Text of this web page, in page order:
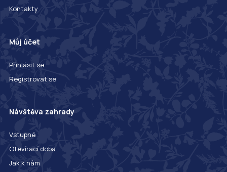
Kontakty
Můj účet
Přihlásit se
Registrovat se
Návštěva zahrady
Vstupné
Otevírací doba
Jak k nám